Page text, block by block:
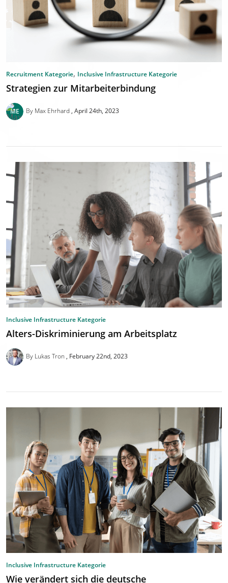
Recruitment Kategorie, Inclusive Infrastructure Kategorie
Strategien zur Mitarbeiterbindung
By Max Ehrhard April 24th, 2023
Inclusive Infrastructure Kategorie
Alters-Diskriminierung am Arbeitsplatz
By Lukas Tron February 22nd, 2023
Inclusive Infrastructure Kategorie
Wie verändert sich die deutsche